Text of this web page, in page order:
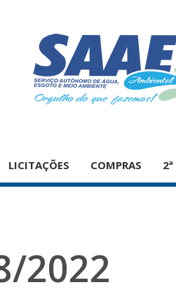
LICITAÇÕES COMPRAS
2022